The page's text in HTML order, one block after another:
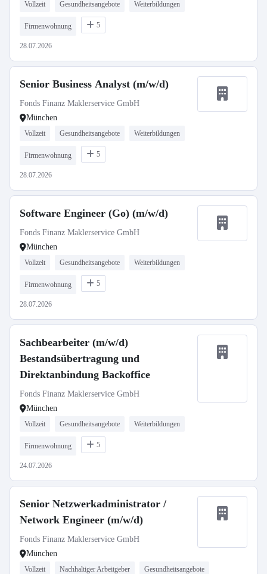
Vollzeit Gesundheitsangebote Weiterbildungen
Firmenwohnung 5
28.07.2026
Senior Business Analyst (m/w/d)
Fonds Finanz Maklerservice GmbH
München
Vollzeit Gesundheitsangebote Weiterbildungen
Firmenwohnung 5
28.07.2026
Software Engineer (Go) (m/w/d)
Fonds Finanz Maklerservice GmbH
München
Vollzeit Gesundheitsangebote Weiterbildungen
Firmenwohnung 5
28.07.2026
Sachbearbeiter (m/w/d)
Bestandsübertragung und
Direktanbindung Backoffice
Fonds Finanz Maklerservice GmbH
München
Vollzeit Gesundheitsangebote Weiterbildungen
Firmenwohnung 5
24.07.2026
Senior Netzwerkadministrator /
Network Engineer (m/w/d)
Fonds Finanz Maklerservice GmbH
München
Vollzeit Nachhaltiger Arbeitgeber Gesundheitsangebote